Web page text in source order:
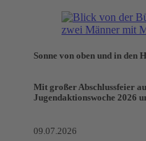
Sonne von oben und in den
Mit großer Abschlussfeier
Jugendaktionswoche 2026
09.07.2026